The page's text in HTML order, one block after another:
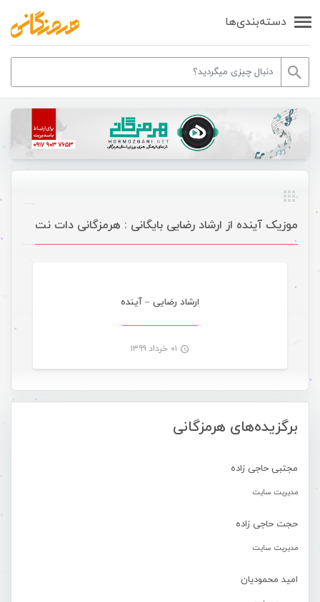
دسته‌بندی‌ها
برگزیده‌های هرمزگانی
مجتبی حاجی زاده
مدیریت سایت
حجت حاجی زاده
مدیریت سایت
امید محمودیان
موزیک آینده از ارشاد رضایی بایگانی : هرمزگانی دات نت
ارشاد رضایی – آینده
۰۱ خرداد ۱۳۹۹